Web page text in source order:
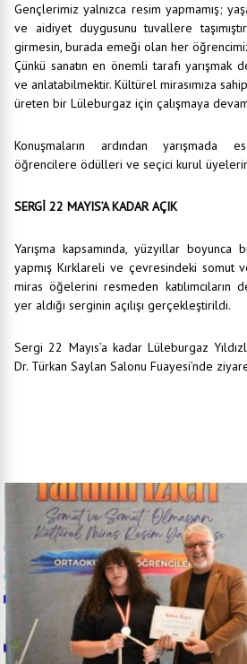
Gençlerimiz yalnızca resim yapmamış;
ve aidiyet duygusunu tuvallere
girmesin, burada emeği olan her
Çünkü sanatın en önemli tarafı yarışmak
ve anlatabilmektir. Kültürel mirasımıza
üreten bir Lüleburgaz için çalışmaya
Konuşmaların ardından yarışmada
öğrencilere ödülleri ve seçici kurul
SERGİ 22 MAYIS’A KADAR AÇIK
Yarışma kapsamında, yüzyıllar
yapmış Kırklareli ve çevresindeki somut
miras öğelerini resmeden katılımcıların
yer aldığı serginin açılışı gerçekleştirildi.
Sergi 22 Mayıs’a kadar Lüleburgaz
Dr. Türkan Saylan Salonu Fuayesi’nde